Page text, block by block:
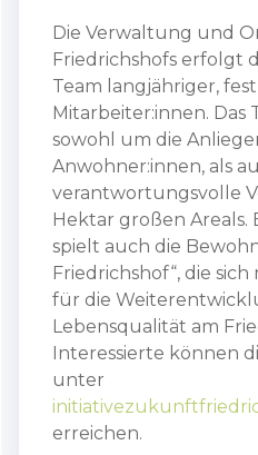
Die Verwaltung und
Friedrichshofs erfolgt
Team langjähriger,
Mitarbeiter:innen. Das
sowohl um die
Anwohner:innen, als
verantwortungsvolle
Hektar großen Areals.
spielt auch die
Friedrichshof“, die
für die
Lebensqualität am
Interessierte können
unter
erreichen.